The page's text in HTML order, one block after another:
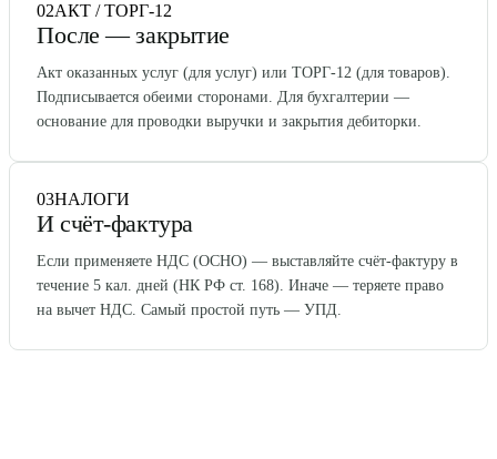
02АКТ / ТОРГ-12
После — закрытие
Акт оказанных услуг (для услуг) или ТОРГ-12 (для товаров).
Подписывается обеими сторонами. Для бухгалтерии —
основание для проводки выручки и закрытия дебиторки.
03НАЛОГИ
И счёт-фактура
Если применяете НДС (ОСНО) — выставляйте счёт-фактуру в
течение 5 кал. дней (НК РФ ст. 168). Иначе — теряете право
на вычет НДС. Самый простой путь — УПД.